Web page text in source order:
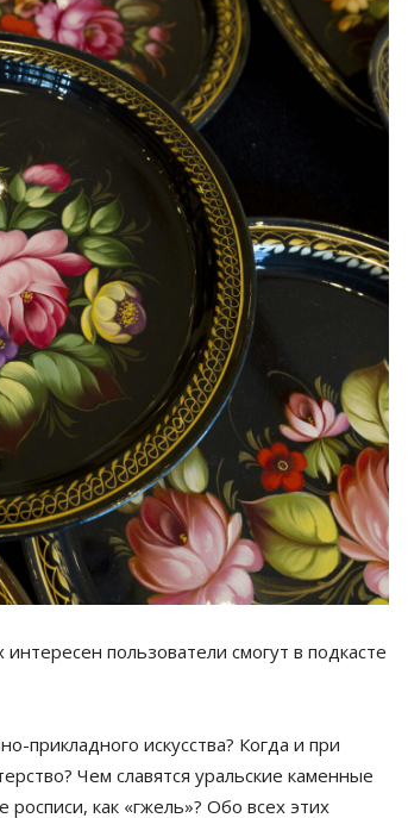
пользователи смогут в подкасте
прикладного искусства? Когда и при
Чем славятся уральские каменные
как «гжель»? Обо всех этих